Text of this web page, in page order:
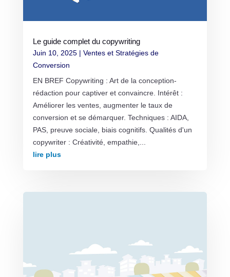
Le guide complet du copywriting
Juin 10, 2025| Ventes et Stratégies de
Conversion
EN BREF Copywriting : Art de la conception-
rédaction pour captiver et convaincre. Intérêt :
Améliorer les ventes, augmenter le taux de
conversion et se démarquer. Techniques : AIDA,
PAS, preuve sociale, biais cognitifs. Qualités d'un
copywriter : Créativité, empathie,...
lire plus